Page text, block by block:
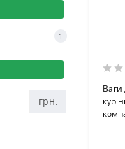
1
грн.
Ваги